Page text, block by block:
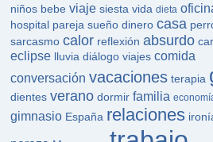
niños bebe viaje siesta vida dieta
hospital pareja sueño dinero casa
sarcasmo calor reflexión absurdo
eclipse lluvia diálogo viajes comida
conversación vacaciones terapia
dientes verano dormir familia
gimnasio España relaciones